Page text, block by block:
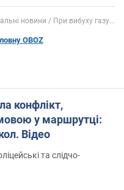
новини При вибуху газу...
OBOZ
конфлікт,
у маршрутці:
Відео
та слідчо-